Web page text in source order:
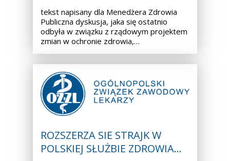
tekst napisany dla Menedżera Zdrowia
Publiczna dyskusja, jaka się ostatnio
odbyła w związku z rządowym projektem
zmian w ochronie zdrowia,…
ROZSZERZA SIE STRAJK W
POLSKIEJ SŁUŻBIE ZDROWIA…